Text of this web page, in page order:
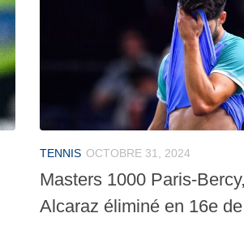
TENNIS OCTOBRE 31, 2024
Masters 1000 Paris-
Alcaraz éliminé en 16e